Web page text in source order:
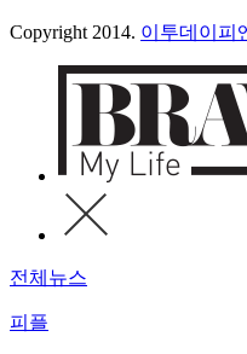
Copyright 2014. 이투데이피
전체뉴스
피플